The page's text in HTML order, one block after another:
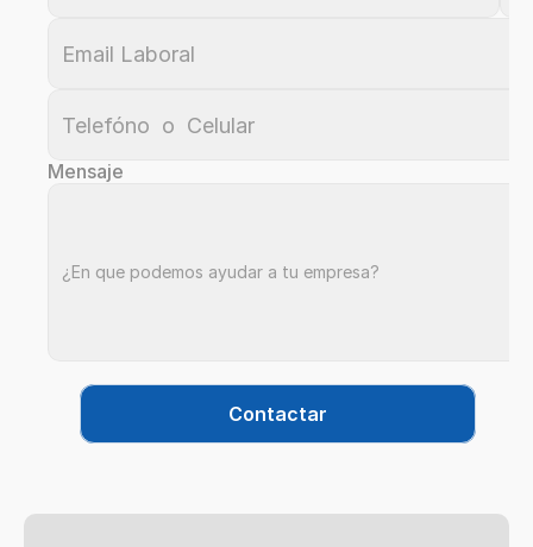
Mensaje
Contactar